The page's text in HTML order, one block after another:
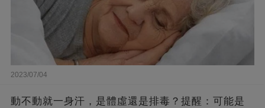
2023/07/04
動不動就一身汗，是體虛還是排毒？提醒：可能是